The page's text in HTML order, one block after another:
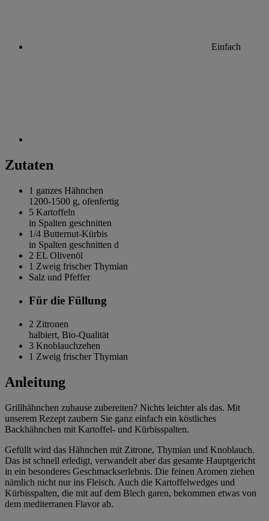
Einfach
Zutaten
1 ganzes Hähnchen
1200-1500 g, ofenfertig
5 Kartoffeln
in Spalten geschnitten
1/4 Butternut-Kürbis
in Spalten geschnitten d
2 EL Olivenöl
1 Zweig frischer Thymian
Salz und Pfeffer
Für die Füllung
2 Zitronen
halbiert, Bio-Qualität
3 Knoblauchzehen
1 Zweig frischer Thymian
Anleitung
Grillhähnchen zuhause zubereiten? Nichts leichter als das. Mit
unserem Rezept zaubern Sie ganz einfach ein köstliches
Backhähnchen mit Kartoffel- und Kürbisspalten.
Gefüllt wird das Hähnchen mit Zitrone, Thymian und Knoblauch.
Das ist schnell erledigt, verwandelt aber das gesamte Hauptgericht
in ein besonderes Geschmackserlebnis. Die feinen Aromen ziehen
nämlich nicht nur ins Fleisch. Auch die Kartoffelwedges und
Kürbisspalten, die mit auf dem Blech garen, bekommen etwas von
dem mediterranen Flavor ab.